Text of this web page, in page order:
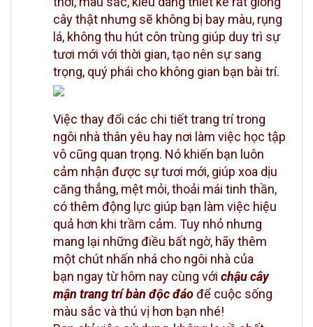
cây thật nhưng sẽ không bị bay màu, rụng
lá, không thu hút côn trùng giúp duy trì sự
tươi mới với thời gian, tạo nên sự sang
trọng, quý phái cho không gian bạn bài trí.
Việc thay đổi các chi tiết trang trí trong
ngôi nhà thân yêu hay nơi làm việc học tập
vô cũng quan trọng. Nó khiến bạn luôn
cảm nhận được sự tươi mới, giúp xoa dịu
căng thẳng, mệt mỏi, thoải mái tinh thần,
có thêm động lực giúp bạn làm việc hiệu
quả hơn khi trầm cảm. Tuy nhỏ nhưng
mang lại những điều bất ngờ, hãy thêm
một chút nhấn nhá cho ngôi nhà của
bạn ngay từ hôm nay cùng với chậu cây
mận trang trí bàn độc đáođể cuộc sống
màu sắc và thú vị hơn bạn nhé!